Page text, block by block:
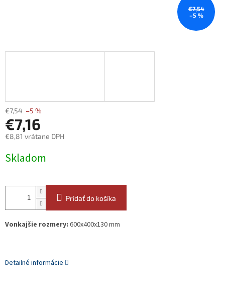
€7,54
–5 %
€7,54 –5 %
€7,16
€8,81 vrátane DPH
cena:
Skladom
Pridať do košíka
Vonkajšie rozmery: 600x400x130 mm
Detailné informácie